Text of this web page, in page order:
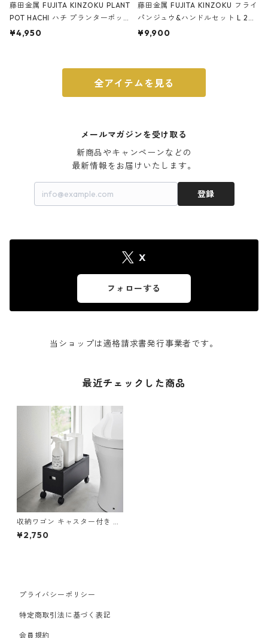
藤田金属 FUJITA KINZOKU PLANT
POT HACHI ハチ プランターポッ
ト 3号 ブラック
¥4,950
藤田金属 FUJITA KINZOKU フライ
パンジュウ&ハンドルセット L 24c
m ガス火・IH対応 鉄フライパン
¥9,900
全アイテムを見る
メールマガジンを受け取る
新商品やキャンペーンなどの
最新情報をお届けいたします。
登録
X
フォローする
当ショップは適格請求書発行事業者です。
最近チェックした商品
収納ワゴン キャスター付き 山
崎実業 tower タワー 蓋付き収
納ボックスワゴン S ブラック
¥2,750
プライバシーポリシー
特定商取引法に基づく表記
会員規約